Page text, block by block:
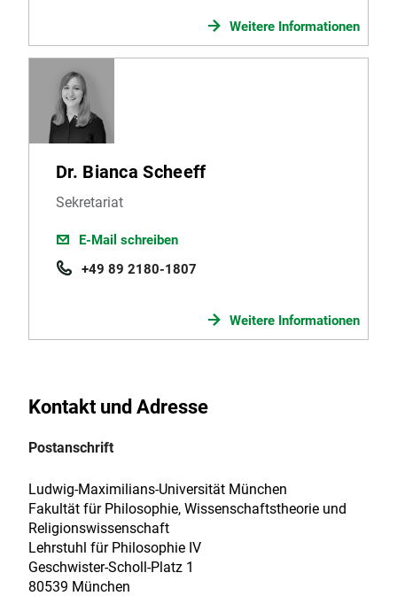
Weitere Informationen
Dr. Bianca Scheeff
Sekretariat
E-Mail schreiben
+49 89 2180-1807
Weitere Informationen
Kontakt und Adresse
Postanschrift
Ludwig-Maximilians-Universität München
Fakultät für Philosophie, Wissenschaftstheorie und
Religionswissenschaft
Lehrstuhl für Philosophie IV
Geschwister-Scholl-Platz 1
80539 München